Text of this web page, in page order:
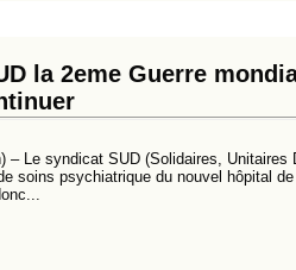
la 2eme Guerre
– Le syndicat SUD (Solidaires,
soins psychiatrique du nouvel hôpital